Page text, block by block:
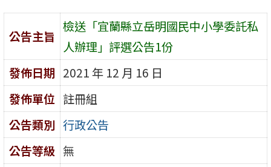
公告主旨
檢送「宜蘭縣立岳明國民中小學委託私
人辦理」評選公告1份
發佈日期 2021 年 12 月 16 日
發佈單位 註冊組
公告類別 行政公告
公告等級 無